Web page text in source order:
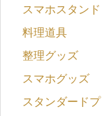
スマホスタンド
料理道具
整理グッズ
スマホグッズ
スタンダード